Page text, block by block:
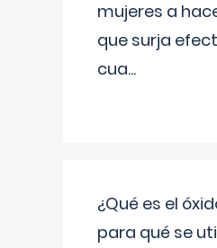
mujeres a
que surja
cua...
¿Qué es el
para qué se